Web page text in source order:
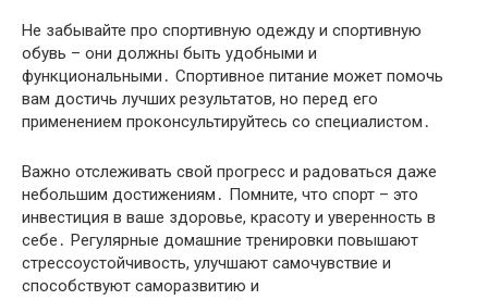
Не забывайте про спортивную одежду и спортивную
обувь – они должны быть удобными и
функциональными․ Спортивное питание может помочь
вам достичь лучших результатов, но перед его
применением проконсультируйтесь со специалистом․
Важно отслеживать свой прогресс и радоваться даже
небольшим достижениям․ Помните, что спорт – это
инвестиция в ваше здоровье, красоту и уверенность в
себе․ Регулярные домашние тренировки повышают
стрессоустойчивость, улучшают самочувствие и
способствуют саморазвитию и